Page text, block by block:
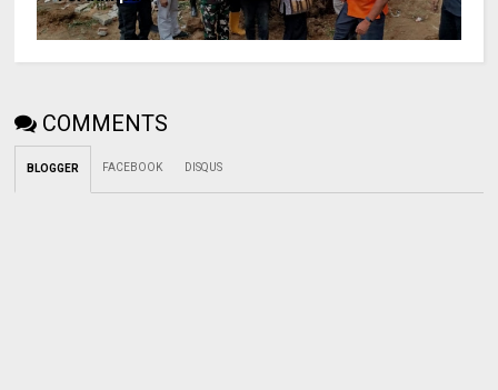
COMMENTS
BLOGGER FACEBOOK DISQUS